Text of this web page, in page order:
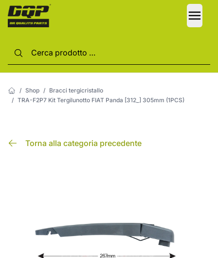
/ Shop / Bracci tergicristallo
/ TRA-F2P7 Kit Tergilunotto FIAT Panda [312_] 305mm (1PCS)
Torna alla categoria precedente